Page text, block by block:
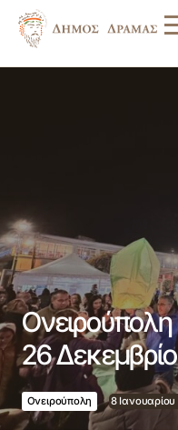
Ονειρούπολη
26
Ονειρούπολη 8